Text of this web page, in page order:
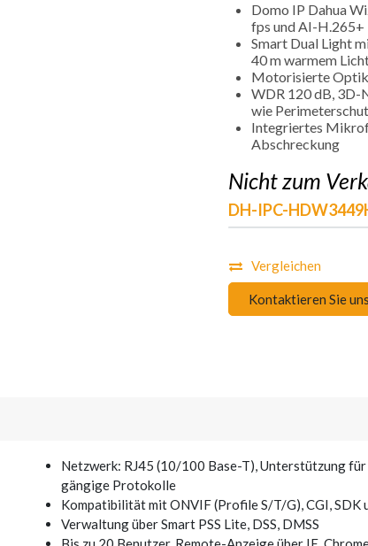
Domo IP Dahua
fps und AI-H.265+
Smart Dual Light
40 m warmem
Motorisierte Optik
WDR 120 dB, 3D-
wie
Integriertes
Abschreckung
Nicht zum
DH-IPC-
Vergleichen
Kontaktieren Sie uns
Netzwerk: RJ45 (10/100 Base-T), Unterstützung
gängige Protokolle
Kompatibilität mit ONVIF (Profile S/T/G), CGI, SDK
Verwaltung über Smart PSS Lite, DSS, DMSS